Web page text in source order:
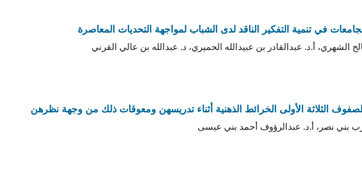
في تنمية التفكير الناقد لدى الشباب لمواجهة التحديات المعاصرة
الشهري، أ.د. عبدالقادر بن عبيدالله الحميري، د. عبدالله بن عالي القرني
الثلاثة الأولى الخرائط الذهنية أثناء تدريسهن ومعوقات ذلك من وجهة نظرهن
بني نصر، أ.د. عبدالرؤوف أحمد بني عيسى